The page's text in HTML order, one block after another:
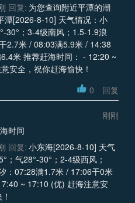
回复: 为您查询附近平潭的潮
潭[2026-8-10] 天气情况：小
30°；3-4级南风；1.5-1.9浪
2.7米 / 08:03满5.9米 / 14:38
米 推荐赶海时间： - 12:20 ~
安全，祝你赶海愉快！
0 回复
刚刚
时间
回复: 小东海[2026-8-10] 天气
；气28°-30°；2-4级西风；
：07:28满1.7米 / 17:06干0米
~ 17:10 (优) 赶海注意安